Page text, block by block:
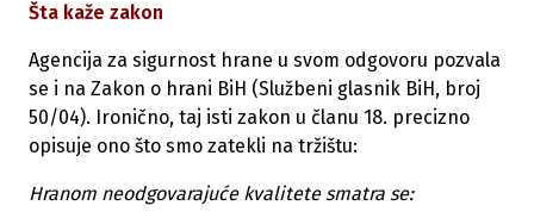
Šta kaže zakon
Agencija za sigurnost hrane u svom odgovoru pozvala
se i na Zakon o hrani BiH (Službeni glasnik BiH, broj
50/04). Ironično, taj isti zakon u članu 18. precizno
opisuje ono što smo zatekli na tržištu:
Hranom neodgovarajuće kvalitete smatra se: